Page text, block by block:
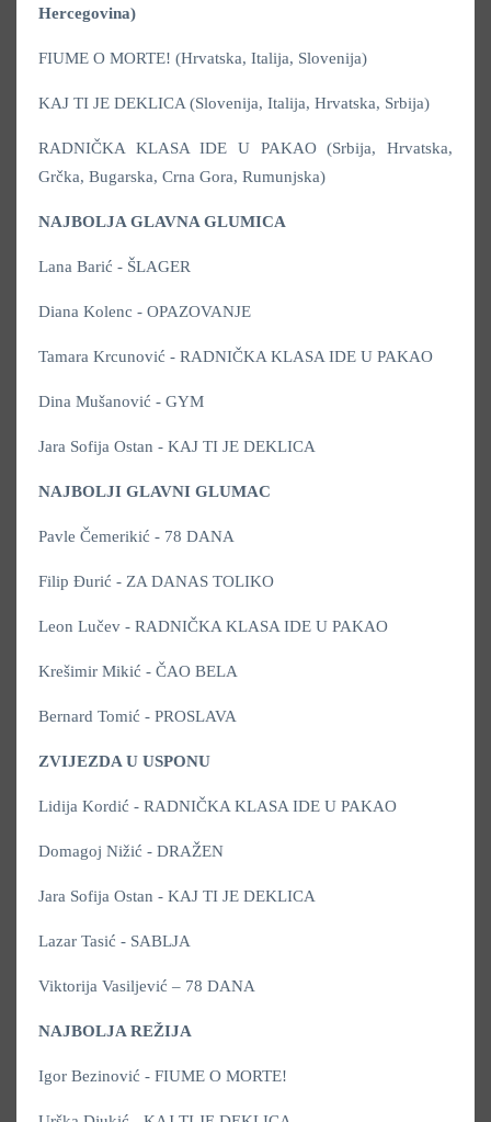
Hercegovina)
FIUME O MORTE! (Hrvatska, Italija, Slovenija)
KAJ TI JE DEKLICA (Slovenija, Italija, Hrvatska, Srbija)
RADNIČKA KLASA IDE U PAKAO (Srbija, Hrvatska,
Grčka, Bugarska, Crna Gora, Rumunjska)
NAJBOLJA GLAVNA GLUMICA
Lana Barić - ŠLAGER
Diana Kolenc - OPAZOVANJE
Tamara Krcunović - RADNIČKA KLASA IDE U PAKAO
Dina Mušanović - GYM
Jara Sofija Ostan - KAJ TI JE DEKLICA
NAJBOLJI GLAVNI GLUMAC
Pavle Čemerikić - 78 DANA
Filip Đurić - ZA DANAS TOLIKO
Leon Lučev - RADNIČKA KLASA IDE U PAKAO
Krešimir Mikić - ČAO BELA
Bernard Tomić - PROSLAVA
ZVIJEZDA U USPONU
Lidija Kordić - RADNIČKA KLASA IDE U PAKAO
Domagoj Nižić - DRAŽEN
Jara Sofija Ostan - KAJ TI JE DEKLICA
Lazar Tasić - SABLJA
Viktorija Vasiljević – 78 DANA
NAJBOLJA REŽIJA
Igor Bezinović - FIUME O MORTE!